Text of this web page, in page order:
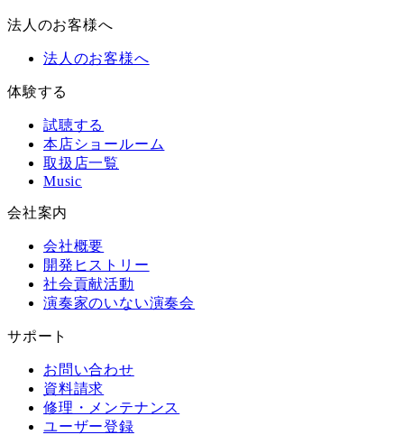
法人のお客様へ
法人のお客様へ
体験する
試聴する
本店ショールーム
取扱店一覧
Music
会社案内
会社概要
開発ヒストリー
社会貢献活動
演奏家のいない演奏会
サポート
お問い合わせ
資料請求
修理・メンテナンス
ユーザー登録